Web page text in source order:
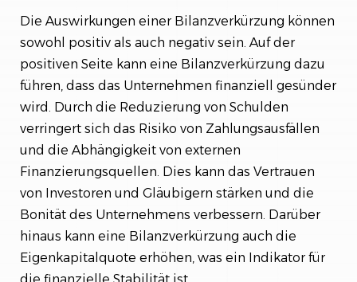
Die Auswirkungen einer Bilanzverkürzung können
sowohl positiv als auch negativ sein. Auf der
positiven Seite kann eine Bilanzverkürzung dazu
führen, dass das Unternehmen finanziell gesünder
wird. Durch die Reduzierung von Schulden
verringert sich das Risiko von Zahlungsausfällen
und die Abhängigkeit von externen
Finanzierungsquellen. Dies kann das Vertrauen
von Investoren und Gläubigern stärken und die
Bonität des Unternehmens verbessern. Darüber
hinaus kann eine Bilanzverkürzung auch die
Eigenkapitalquote erhöhen, was ein Indikator für